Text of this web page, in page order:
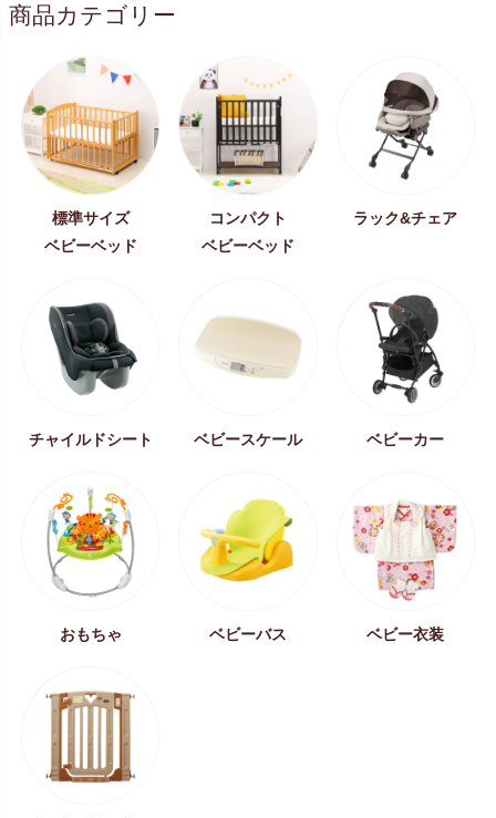
商品カテゴリー
標準サイズ
ベビーベッド
コンパクト
ベビーベッド
ラック&チェア
チャイルドシート ベビースケール ベビーカー
おもちゃ ベビーバス ベビー衣装